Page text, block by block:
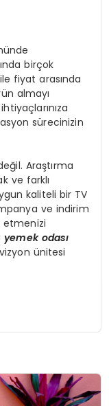
birçok
fiyat arasında
almayı
sürecinizin
Araştırma
ve farklı
kaliteli bir TV
ve indirim
etmenizi
yemek odası
ünitesi